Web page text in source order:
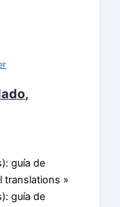
guía de
translations »
guía de